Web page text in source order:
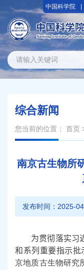
中国科学院
综合新闻
您当前的位置： 首页
南京古生物所
发布时间： 2025-
为贯彻落实习
和系列重要指示批
京地质古生物研究